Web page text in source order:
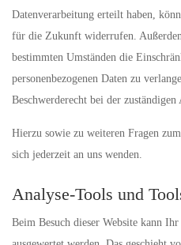
Datenverarbeitung erteilt haben,
für die Zukunft widerrufen.
bestimmten Umständen die
personenbezogenen Daten zu
Beschwerderecht bei der zuständigen
Hierzu sowie zu weiteren Fragen
sich jederzeit an uns wenden.
Analyse-Tools und
Beim Besuch dieser Website kann